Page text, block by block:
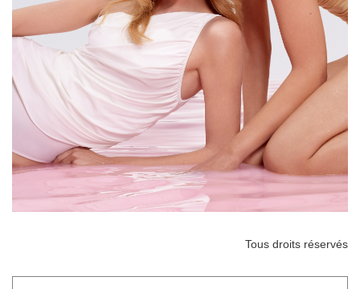
Tous droits réservés